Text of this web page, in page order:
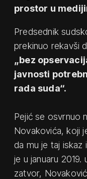
prostor u
Predsednik
prekinuo rekavši
„bez
javnosti
rada suda“.
Pejić se osvrnuo
Novakovića, koji
da mu je taj iskaz
je u januaru 2019.
zatvor,